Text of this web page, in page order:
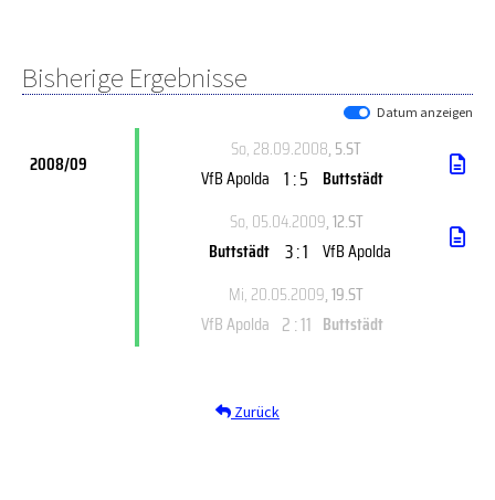
Bisherige Ergebnisse
Datum anzeigen
2008/09
So, 28.09.2008, 5.ST
VfB Apolda 1 : 5 Buttstädt
So, 05.04.2009, 12.ST
Buttstädt 3 : 1 VfB Apolda
Mi, 20.05.2009, 19.ST
VfB Apolda 2 : 11 Buttstädt
Zurück